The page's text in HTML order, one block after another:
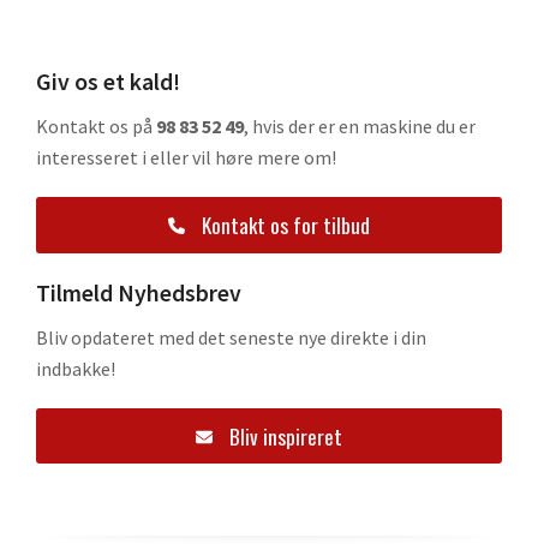
Giv os et kald!
Kontakt os på 98 83 52 49, hvis der er en maskine du er
interesseret i eller vil høre mere om!
Kontakt os for tilbud
Tilmeld Nyhedsbrev
Bliv opdateret med det seneste nye direkte i din
indbakke!
Bliv inspireret